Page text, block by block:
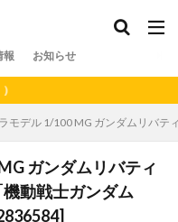
報 お知らせ
モデル 1/100 MG ガンダムリバテ
ガンダムリバティ
動戦士ガンダム